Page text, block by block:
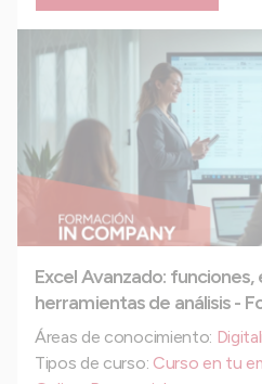
Excel Avanzado:
herramientas de análisis -
Áreas de conocimiento:
Tipos de curso: Curso en tu